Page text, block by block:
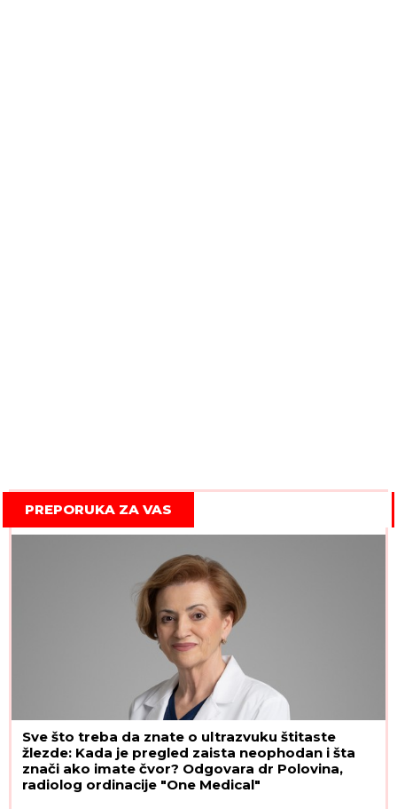
PREPORUKA ZA VAS
Sve što treba da znate o ultrazvuku štitaste
žlezde: Kada je pregled zaista neophodan i šta
znači ako imate čvor? Odgovara dr Polovina,
radiolog ordinacije "One Medical"